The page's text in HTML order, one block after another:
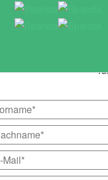
Newsletter abonnieren
Newsletter­anmeldung
Abonniere
Wir informieren Dich